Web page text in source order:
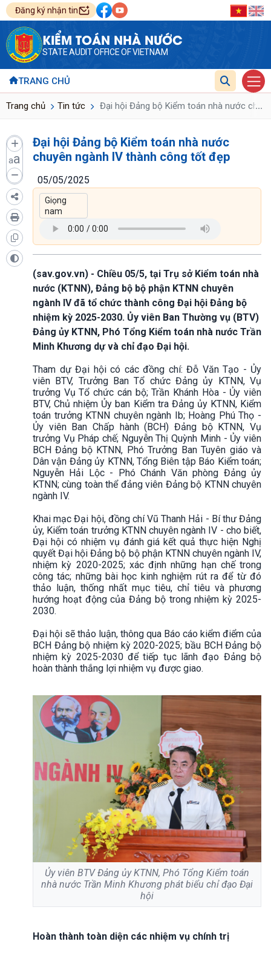
Đăng ký nhận tin
KIỂM TOÁN NHÀ NƯỚC
STATE AUDIT OFFICE OF VIETNAM
TRANG CHỦ
Trang chủ Tin tức Đại hội Đảng bộ Kiểm toán nhà nước ...
aa
Đại hội Đảng bộ Kiểm toán nhà nước
chuyên ngành IV thành công tốt đẹp
05/05/2025
(sav.gov.vn) - Chiều 05/5, tại Trụ sở Kiểm toán nhà
nước (KTNN), Đảng bộ bộ phận KTNN chuyên
ngành IV đã tổ chức thành công Đại hội Đảng bộ
nhiệm kỳ 2025-2030. Ủy viên Ban Thường vụ (BTV)
Đảng ủy KTNN, Phó Tổng Kiểm toán nhà nước Trần
Minh Khương dự và chỉ đạo Đại hội.
Tham dự Đại hội có các đồng chí: Đỗ Văn Tạo - Ủy
viên BTV, Trưởng Ban Tổ chức Đảng ủy KTNN, Vụ
trưởng Vụ Tổ chức cán bộ; Trần Khánh Hòa - Ủy viên
BTV, Chủ nhiệm Ủy ban Kiểm tra Đảng ủy KTNN, Kiểm
toán trưởng KTNN chuyên ngành Ib; Hoàng Phú Thọ -
Ủy viên Ban Chấp hành (BCH) Đảng bộ KTNN, Vụ
trưởng Vụ Pháp chế; Nguyễn Thị Quỳnh Minh - Ủy viên
BCH Đảng bộ KTNN, Phó Trưởng Ban Tuyên giáo và
Dân vận Đảng ủy KTNN, Tổng Biên tập Báo Kiểm toán;
Nguyễn Hải Lộc - Phó Chánh Văn phòng Đảng ủy
KTNN; cùng toàn thể đảng viên Đảng bộ KTNN chuyên
ngành IV.
Khai mạc Đại hội, đồng chí Vũ Thanh Hải - Bí thư Đảng
ủy, Kiểm toán trưởng KTNN chuyên ngành IV - cho biết,
Đại hội có nhiệm vụ đánh giá kết quả thực hiện Nghị
quyết Đại hội Đảng bộ bộ phận KTNN chuyên ngành IV,
nhiệm kỳ 2020-2025; xác định những hạn chế trong
công tác; những bài học kinh nghiệm rút ra để từ đó
thảo luận, thống nhất mục tiêu, chỉ tiêu và phương
hướng hoạt động của Đảng bộ trong nhiệm kỳ 2025-
2030.
Đại hội sẽ thảo luận, thông qua Báo cáo kiểm điểm của
BCH Đảng bộ nhiệm kỳ 2020-2025; bầu BCH Đảng bộ
nhiệm kỳ 2025-2030 để tiếp tục lãnh đạo Đảng bộ
hoàn thành thắng lợi nhiệm vụ được giao.
Ủy viên BTV Đảng ủy KTNN, Phó Tổng Kiểm toán
nhà nước Trần Minh Khương phát biểu chỉ đạo Đại
hội
Hoàn thành toàn diện các nhiệm vụ chính trị